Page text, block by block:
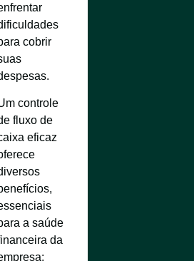
cobrir
controle
fluxo de
eficaz
a saúde
da